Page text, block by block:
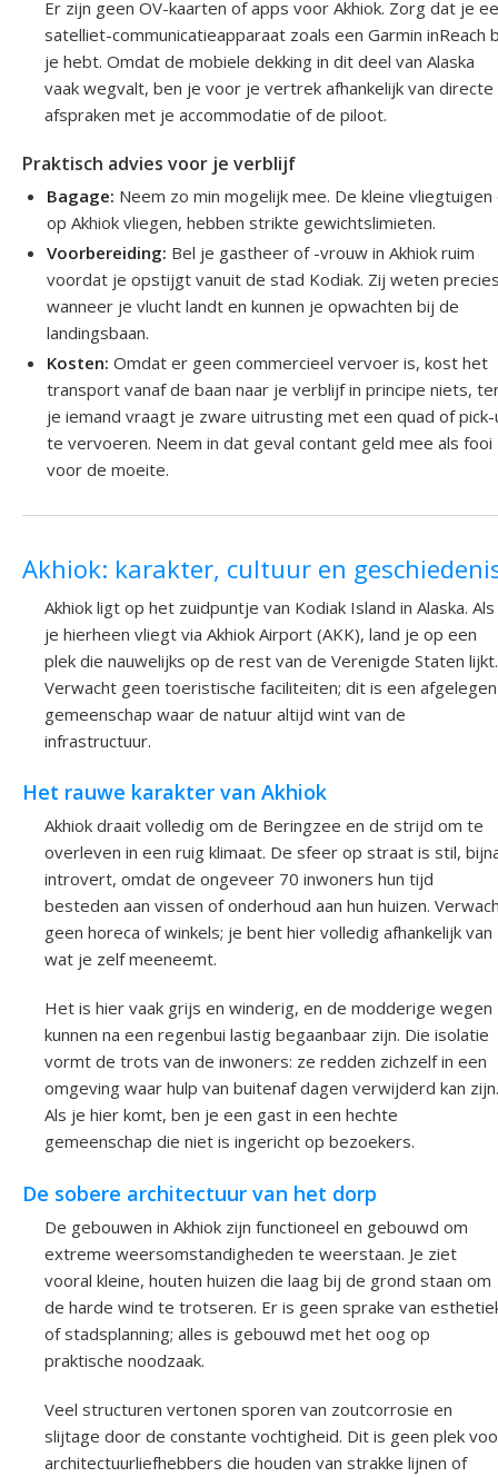
Er zijn geen OV-kaarten of apps voor Akhiok. Zorg dat je
satelliet-communicatieapparaat zoals een Garmin inReach
je hebt. Omdat de mobiele dekking in dit deel van Alaska
vaak wegvalt, ben je voor je vertrek afhankelijk van directe
afspraken met je accommodatie of de piloot.
Praktisch advies voor je verblijf
Bagage: Neem zo min mogelijk mee. De kleine vliegtuigen
op Akhiok vliegen, hebben strikte gewichtslimieten.
Voorbereiding: Bel je gastheer of -vrouw in Akhiok ruim
voordat je opstijgt vanuit de stad Kodiak. Zij weten
wanneer je vlucht landt en kunnen je opwachten bij de
landingsbaan.
Kosten: Omdat er geen commercieel vervoer is, kost het
transport vanaf de baan naar je verblijf in principe niets,
je iemand vraagt je zware uitrusting met een quad of
te vervoeren. Neem in dat geval contant geld mee als fooi
voor de moeite.
Akhiok: karakter, cultuur en
Akhiok ligt op het zuidpuntje van Kodiak Island in Alaska. Als
je hierheen vliegt via Akhiok Airport (AKK), land je op een
plek die nauwelijks op de rest van de Verenigde Staten lijkt.
Verwacht geen toeristische faciliteiten; dit is een afgelegen
gemeenschap waar de natuur altijd wint van de
infrastructuur.
Het rauwe karakter van Akhiok
Akhiok draait volledig om de Beringzee en de strijd om te
overleven in een ruig klimaat. De sfeer op straat is stil,
introvert, omdat de ongeveer 70 inwoners hun tijd
besteden aan vissen of onderhoud aan hun huizen.
geen horeca of winkels; je bent hier volledig afhankelijk van
wat je zelf meeneemt.
Het is hier vaak grijs en winderig, en de modderige wegen
kunnen na een regenbui lastig begaanbaar zijn. Die isolatie
vormt de trots van de inwoners: ze redden zichzelf in een
omgeving waar hulp van buitenaf dagen verwijderd kan zijn.
Als je hier komt, ben je een gast in een hechte
gemeenschap die niet is ingericht op bezoekers.
De sobere architectuur van het dorp
De gebouwen in Akhiok zijn functioneel en gebouwd om
extreme weersomstandigheden te weerstaan. Je ziet
vooral kleine, houten huizen die laag bij de grond staan om
de harde wind te trotseren. Er is geen sprake van
of stadsplanning; alles is gebouwd met het oog op
praktische noodzaak.
Veel structuren vertonen sporen van zoutcorrosie en
slijtage door de constante vochtigheid. Dit is geen plek
architectuurliefhebbers die houden van strakke lijnen of